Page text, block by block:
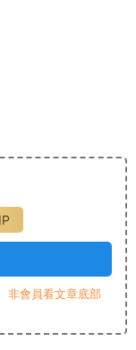
非會員看文章底部